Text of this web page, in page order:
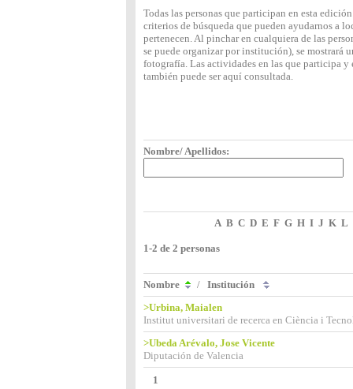
Todas las personas que participan en esta
criterios de búsqueda que pueden ayudarnos a
pertenecen. Al pinchar en cualquiera de las
se puede organizar por institución), se mostrará
fotografía. Las actividades en las que participa
también puede ser aquí consultada.
Nombre/ Apellidos:
A B C D E F G H I J K L
1-2 de 2 personas
Nombre / Institución
>Urbina, Maialen
Institut universitari de recerca en Ciència i
>Ubeda Arévalo, Jose Vicente
Diputación de Valencia
1